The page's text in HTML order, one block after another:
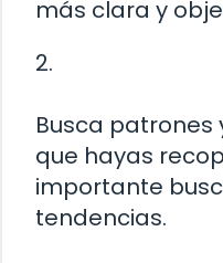
más clara y
2.
Busca patrones
que hayas
importante
tendencias.